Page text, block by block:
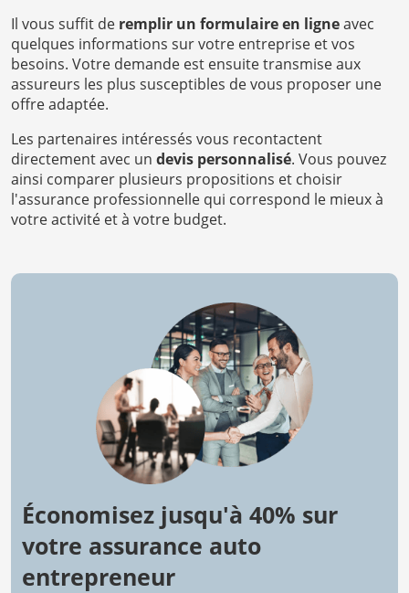
Il vous suffit de remplir un formulaire en ligneavec
quelques informations sur votre entreprise et vos
besoins. Votre demande est ensuite transmise aux
assureurs les plus susceptibles de vous proposer une
offre adaptée.
Les partenaires intéressés vous recontactent
directement avec un devis personnalisé. Vous pouvez
ainsi comparer plusieurs propositions et choisir
l'assurance professionnelle qui correspond le mieux à
votre activité et à votre budget.
Économisez jusqu'à 40% sur
votre assurance auto
entrepreneur